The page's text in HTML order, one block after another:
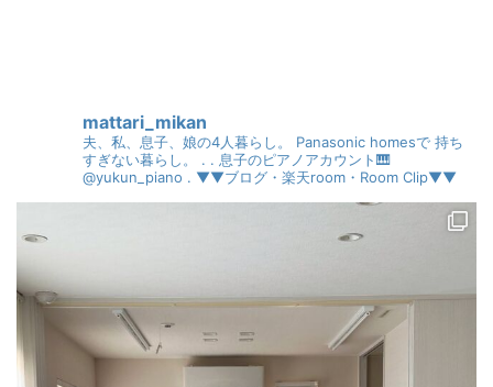
mattari_mikan
夫、私、息子、娘の4人暮らし。 Panasonic homesで 持ち
すぎない暮らし。
. . 息子のピアノアカウント🎹
@yukun_piano . ▼▼ブログ・楽天room・Room Clip▼▼